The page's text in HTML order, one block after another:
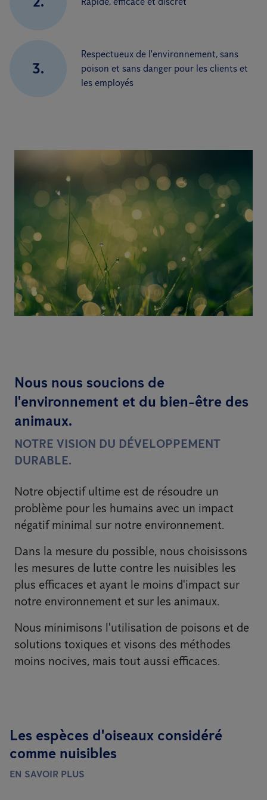
3.
Respectueux de l'environnement, sans
poison et sans danger pour les clients et
les employés
Nous nous soucions de
l'environnement et du bien-être des
animaux.
NOTRE VISION DU DÉVELOPPEMENT
DURABLE.
Notre objectif ultime est de résoudre un
problème pour les humains avec un impact
négatif minimal sur notre environnement.
Dans la mesure du possible, nous choisissons
les mesures de lutte contre les nuisibles les
plus efficaces et ayant le moins d'impact sur
notre environnement et sur les animaux.
Nous minimisons l'utilisation de poisons et de
solutions toxiques et visons des méthodes
moins nocives, mais tout aussi efficaces.
Les espèces d'oiseaux considéré
comme nuisibles
EN SAVOIR PLUS